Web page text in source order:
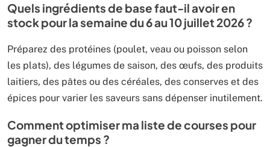
Quels ingrédients de base faut-il avoir en
stock pour la semaine du 6 au 10 juillet 2026 ?
Préparez des protéines (poulet, veau ou poisson selon
les plats), des légumes de saison, des œufs, des produits
laitiers, des pâtes ou des céréales, des conserves et des
épices pour varier les saveurs sans dépenser inutilement.
Comment optimiser ma liste de courses pour
gagner du temps ?